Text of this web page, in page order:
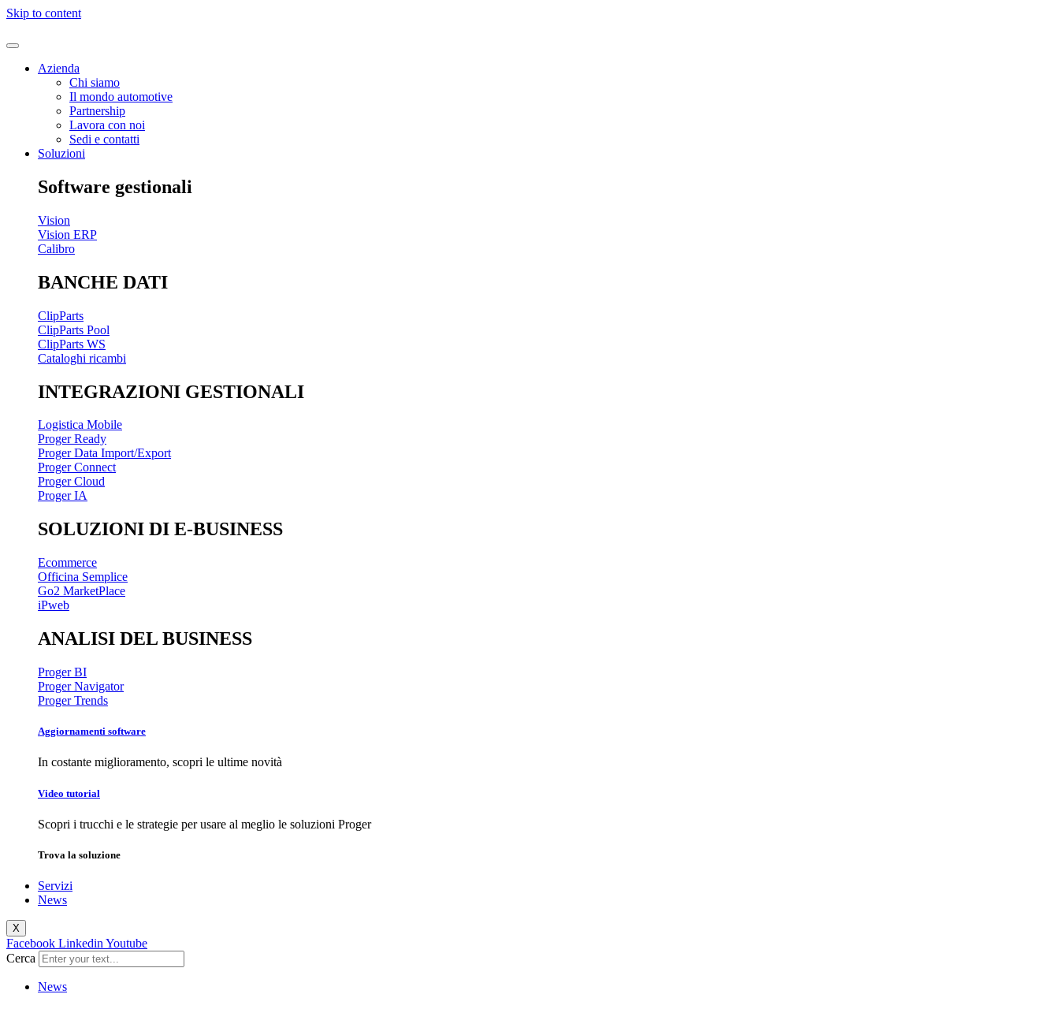
Skip to content
Azienda
Chi siamo
Il mondo automotive
Partnership
Lavora con noi
Sedi e contatti
Soluzioni
Software gestionali
Vision
Vision ERP
Calibro
BANCHE DATI
ClipParts
ClipParts Pool
ClipParts WS
Cataloghi ricambi
INTEGRAZIONI GESTIONALI
Logistica Mobile
Proger Ready
Proger Data Import/Export
Proger Connect
Proger Cloud
Proger IA
SOLUZIONI DI E-BUSINESS
Ecommerce
Officina Semplice
Go2 MarketPlace
iPweb
ANALISI DEL BUSINESS
Proger BI
Proger Navigator
Proger Trends
Aggiornamenti software
In costante miglioramento, scopri le ultime novità
Video tutorial
Scopri i trucchi e le strategie per usare al meglio le soluzioni Proger
Trova la soluzione
Servizi
News
X
Facebook Linkedin Youtube
Cerca
News